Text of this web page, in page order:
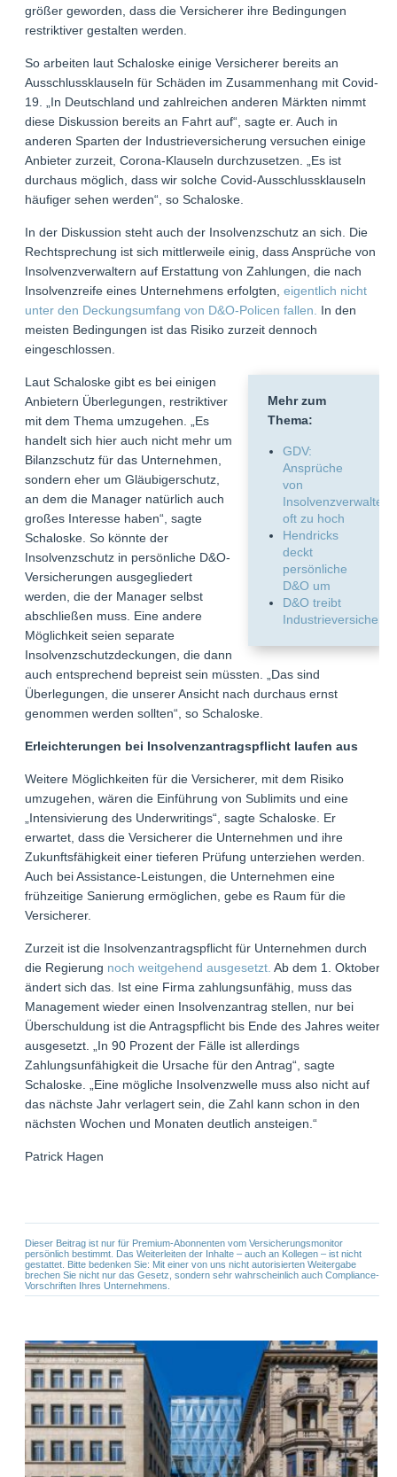
größer geworden, dass die Versicherer ihre Bedingungen
restriktiver gestalten werden.
So arbeiten laut Schaloske einige Versicherer bereits an
Ausschlussklauseln für Schäden im Zusammenhang mit Covid-
19. „In Deutschland und zahlreichen anderen Märkten nimmt
diese Diskussion bereits an Fahrt auf“, sagte er. Auch in
anderen Sparten der Industrieversicherung versuchen einige
Anbieter zurzeit, Corona-Klauseln durchzusetzen. „Es ist
durchaus möglich, dass wir solche Covid-Ausschlussklauseln
häufiger sehen werden“, so Schaloske.
In der Diskussion steht auch der Insolvenzschutz an sich. Die
Rechtsprechung ist sich mittlerweile einig, dass Ansprüche von
Insolvenzverwaltern auf Erstattung von Zahlungen, die nach
Insolvenzreife eines Unternehmens erfolgten,eigentlich nicht
unter den Deckungsumfang von D&O-Policen fallen. In den
meisten Bedingungen ist das Risiko zurzeit dennoch
eingeschlossen.
Mehr zum
Thema:
GDV:
Ansprüche
von
Insolvenzverwaltern
oft zu hoch
Hendricks
deckt
persönliche
D&O um
D&O treibt
Laut Schaloske gibt es bei einigen
Anbietern Überlegungen, restriktiver
mit dem Thema umzugehen. „Es
handelt sich hier auch nicht mehr um
Bilanzschutz für das Unternehmen,
sondern eher um Gläubigerschutz,
an dem die Manager natürlich auch
großes Interesse haben“, sagte
Schaloske. So könnte der
Insolvenzschutz in persönliche D&O-
Versicherungen ausgegliedert
werden, die der Manager selbst
abschließen muss. Eine andere
Möglichkeit seien separate
Insolvenzschutzdeckungen, die dann
auch entsprechend bepreist sein müssten. „Das sind
Überlegungen, die unserer Ansicht nach durchaus ernst
genommen werden sollten“, so Schaloske.
Erleichterungen bei Insolvenzantragspflicht laufen aus
Weitere Möglichkeiten für die Versicherer, mit dem Risiko
umzugehen, wären die Einführung von Sublimits und eine
„Intensivierung des Underwritings“, sagte Schaloske. Er
erwartet, dass die Versicherer die Unternehmen und ihre
Zukunftsfähigkeit einer tieferen Prüfung unterziehen werden.
Auch bei Assistance-Leistungen, die Unternehmen eine
frühzeitige Sanierung ermöglichen, gebe es Raum für die
Versicherer.
Zurzeit ist die Insolvenzantragspflicht für Unternehmen durch
die Regierung noch weitgehend ausgesetzt. Ab dem 1. Oktober
ändert sich das. Ist eine Firma zahlungsunfähig, muss das
Management wieder einen Insolvenzantrag stellen, nur bei
Überschuldung ist die Antragspflicht bis Ende des Jahres weiter
ausgesetzt. „In 90 Prozent der Fälle ist allerdings
Zahlungsunfähigkeit die Ursache für den Antrag“, sagte
Schaloske. „Eine mögliche Insolvenzwelle muss also nicht auf
das nächste Jahr verlagert sein, die Zahl kann schon in den
nächsten Wochen und Monaten deutlich ansteigen.“
Patrick Hagen
Dieser Beitrag ist nur für Premium-Abonnenten vom Versicherungsmonitor
persönlich bestimmt. Das Weiterleiten der Inhalte – auch an Kollegen – ist nicht
gestattet. Bitte bedenken Sie: Mit einer von uns nicht autorisierten Weitergabe
brechen Sie nicht nur das Gesetz, sondern sehr wahrscheinlich auch Compliance-
Vorschriften Ihres Unternehmens.